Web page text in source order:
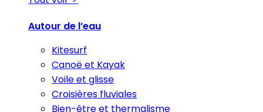
Autour de l’eau
Kitesurf
Canoë et Kayak
Voile et glisse
Croisières fluviales
Bien-être et thermalisme